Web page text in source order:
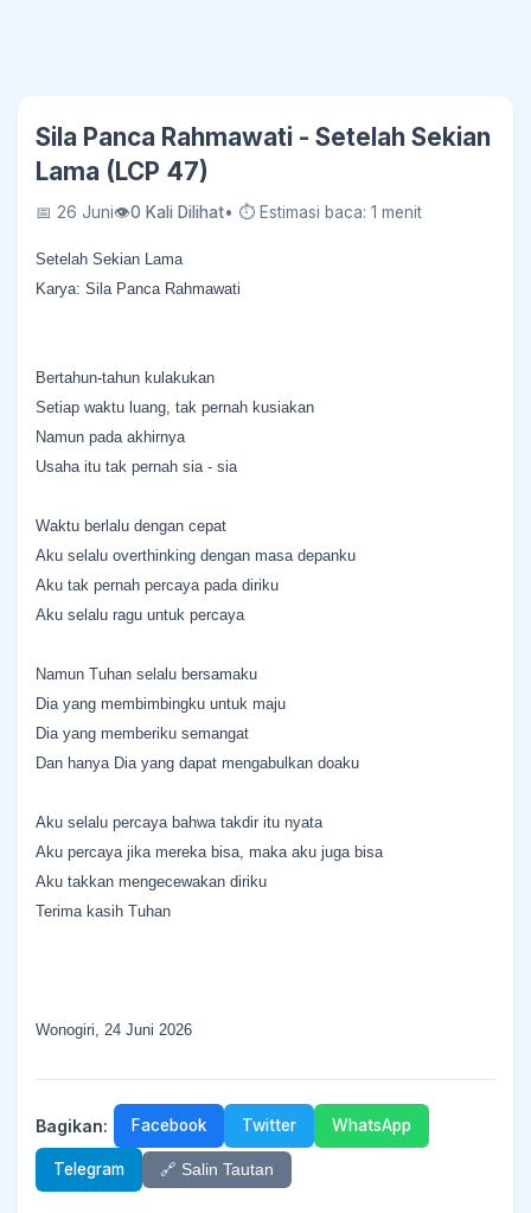
Sila Panca Rahmawati - Setelah Sekian
Lama (LCP 47)
📅 26 Juni👁0 Kali Dilihat• ⏱ Estimasi baca: 1 menit
Setelah Sekian Lama
Karya: Sila Panca Rahmawati
Bertahun-tahun kulakukan
Setiap waktu luang, tak pernah kusiakan
Namun pada akhirnya
Usaha itu tak pernah sia - sia
Waktu berlalu dengan cepat
Aku selalu overthinking dengan masa depanku
Aku tak pernah percaya pada diriku
Aku selalu ragu untuk percaya
Namun Tuhan selalu bersamaku
Dia yang membimbingku untuk maju
Dia yang memberiku semangat
Dan hanya Dia yang dapat mengabulkan doaku
Aku selalu percaya bahwa takdir itu nyata
Aku percaya jika mereka bisa, maka aku juga bisa
Aku takkan mengecewakan diriku
Terima kasih Tuhan
Wonogiri, 24 Juni 2026
Bagikan: Facebook Twitter WhatsApp
Telegram 🔗 Salin Tautan